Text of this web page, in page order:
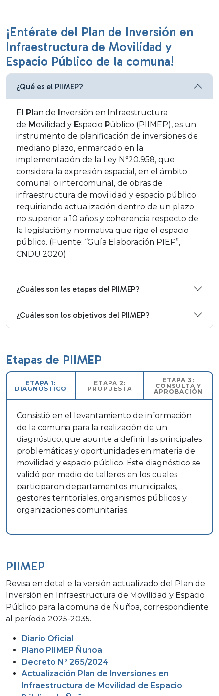
¡Entérate del Plan de Inversión en
Infraestructura de Movilidad y
Espacio Público de la comuna!
¿Qué es el PIIMEP?
El P lan de Inversión en Infraestructura
de Movilidad y Espacio Público (PIIMEP), es un
instrumento de planificación de inversiones de
mediano plazo, enmarcado en la
implementación de la Ley N°20.958, que
considera la expresión espacial, en el ámbito
comunal o intercomunal, de obras de
infraestructura de movilidad y espacio público,
requiriendo actualización dentro de un plazo
no superior a 10 años y coherencia respecto de
la legislación y normativa que rige el espacio
público. (Fuente: “Guía Elaboración PIEP”,
CNDU 2020)
¿Cuáles son las etapas del PIIMEP?
¿Cuáles son los objetivos del PIIMEP?
Etapas de PIIMEP
ETAPA 1:
DIAGNÓSTICO
ETAPA 2:
PROPUESTA
ETAPA 3:
CONSULTA Y
APROBACIÓN
Consistió en el levantamiento de información
de la comuna para la realización de un
diagnóstico, que apunte a definir las principales
problemáticas y oportunidades en materia de
movilidad y espacio público. Éste diagnóstico se
validó por medio de talleres en los cuales
participaron departamentos municipales,
gestores territoriales, organismos públicos y
organizaciones comunitarias.
PIIMEP
Revisa en detalle la versión actualizado del Plan de
Inversión en Infraestructura de Movilidad y Espacio
Público para la comuna de Ñuñoa, correspondiente
al período 2025-2035.
Diario Oficial
Plano PIIMEP Ñuñoa
Decreto N° 265/2024
Actualización Plan de Inversiones en
Infraestructura de Movilidad de Espacio